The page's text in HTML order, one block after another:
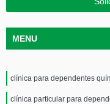
MENU
clínica para dependentes
clínica particular para